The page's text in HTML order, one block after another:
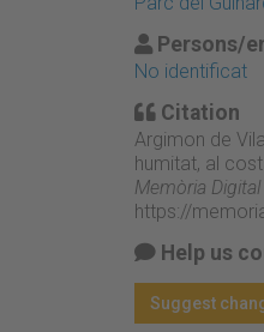
Persons/
No identificat
Citation
Argimon de
humitat, al
Memòria Digital
https://
Help us
Suggest